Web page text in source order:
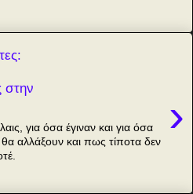
στην
›
για όσα έγιναν και για όσα
αλλάξουν και πως τίποτα δεν